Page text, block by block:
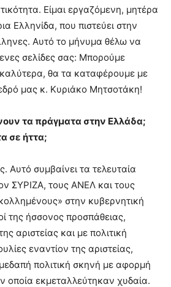
Είμαι εργαζόμενη, μητέρα
Ελληνίδα, που πιστεύει στην
Αυτό το μήνυμα θέλω να
σελίδες σας: Μπορούμε
θα τα καταφέρουμε με
μας κ. Κυριάκο Μητσοτάκη!
τα πράγματα στην Ελλάδα;
σε ήττα;
Αυτό συμβαίνει τα τελευταία
ΣΥΡΙΖΑ, τους ΑΝΕΛ και τους
στην κυβερνητική
της ήσσονος προσπάθειας,
αριστείας και με πολιτική
εναντίον της αριστείας,
πολιτική σκηνή με αφορμή
οποία εκμεταλλεύτηκαν χυδαία.